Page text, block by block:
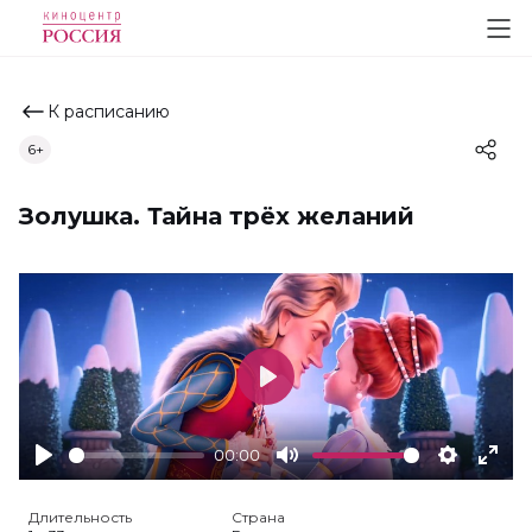
К расписанию
Золушка. Тайна трёх желаний
6+
Play
00:00
Mute Settings
Play
Длительность
Страна